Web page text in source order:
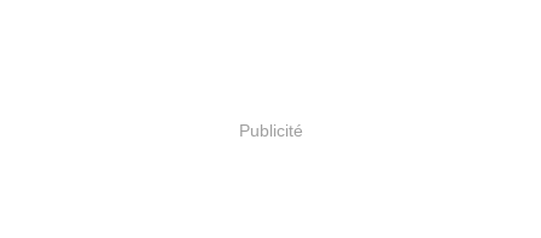
Publicité